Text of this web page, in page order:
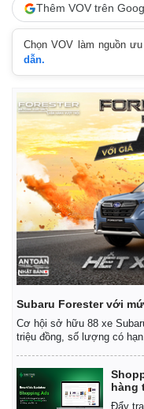
Thể thao
Bóng đá
Lịch thi đấu bóng đá
Thế giới thể thao
eSports
Hậu trường
Thêm VOV trên
Chọn VOV làm nguồn
dẫn.
Subaru Forester với
Cơ hội sở hữu 88 xe
triệu đồng, số lượng có hạn.
hàng
Đẩy